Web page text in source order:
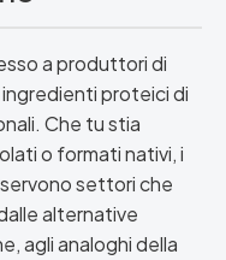
a produttori di
proteici di
Che tu stia
o formati nativi, i
settori che
alternative
agli analoghi della